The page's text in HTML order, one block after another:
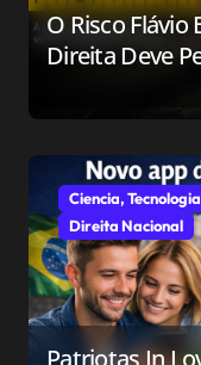
O Risco Flávio
Direita Deve
Ciencia,
Direita Nacional
Patriotas In